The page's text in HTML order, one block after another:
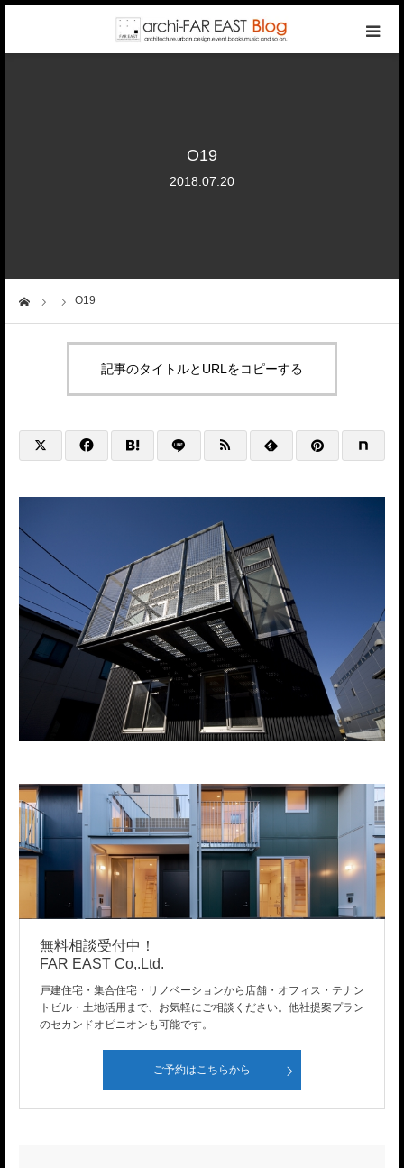
O19
2018.07.20
O19
記事のタイトルとURLをコピーする
無料相談受付中！
FAR EAST Co,.Ltd.
戸建住宅・集合住宅・リノベーションから店舗・オフィス・テナン
トビル・土地活用まで、お気軽にご相談ください。他社提案プラン
のセカンドオピニオンも可能です。
ご予約はこちらから
company
@HP+SNS